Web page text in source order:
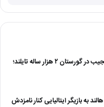
کشف انگشترهای طلایی عجیب در گورستان ۲ هزار ساله تایلند؛
به بازیگر ایتالیایی کنار نامزدش